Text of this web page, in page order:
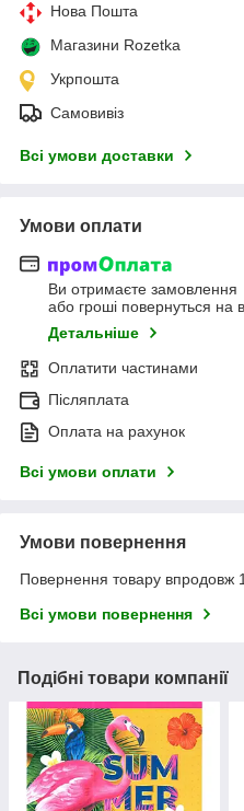
Нова Пошта
Магазини Rozetka
Укрпошта
Самовивіз
Всі умови доставки
Умови оплати
Ви отримаєте замовлення
або гроші повернуться на
Детальніше
Оплатити частинами
Післяплата
Оплата на рахунок
Всі умови оплати
Умови повернення
Повернення товару впродовж
Всі умови повернення
Подібні товари компанії